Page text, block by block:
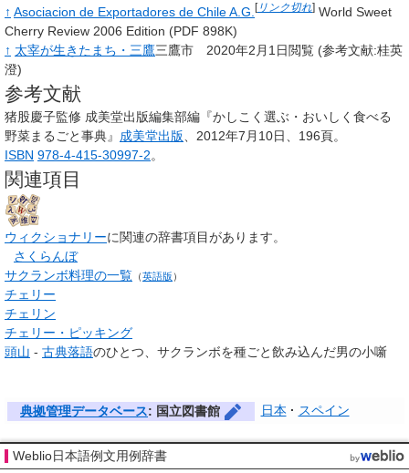
↑ Asociacion de Exportadores de Chile A.G. [リンク切れ] World Sweet
Cherry Review 2006 Edition (PDF 898K)
↑ 太宰が生きたまち・三鷹三鷹市 2020年2月1日閲覧 (参考文献:桂英
澄)
参考文献
猪股慶子監修 成美堂出版編集部編『かしこく選ぶ・おいしく食べる
野菜まるごと事典』 成美堂出版 、2012年7月10日、196頁。
ISBN 978-4-415-30997-2。
関連項目
ウィクショナリーに関連の辞書項目があります。
さくらんぼ
サクランボ料理の一覧 （英語版 ）
チェリー
チェリン
チェリー・ピッキング
頭山 - 古典落語のひとつ、サクランボを種ごと飲み込んだ男の小噺
典拠管理データベース: 国立図書館 日本 スペイン
Weblio日本語例文用例辞書